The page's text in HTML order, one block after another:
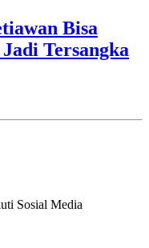
Bisa
Tersangka
Sosial Media